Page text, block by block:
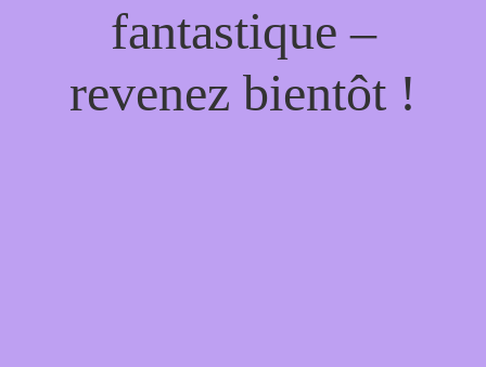
fantastique –
revenez bientôt !